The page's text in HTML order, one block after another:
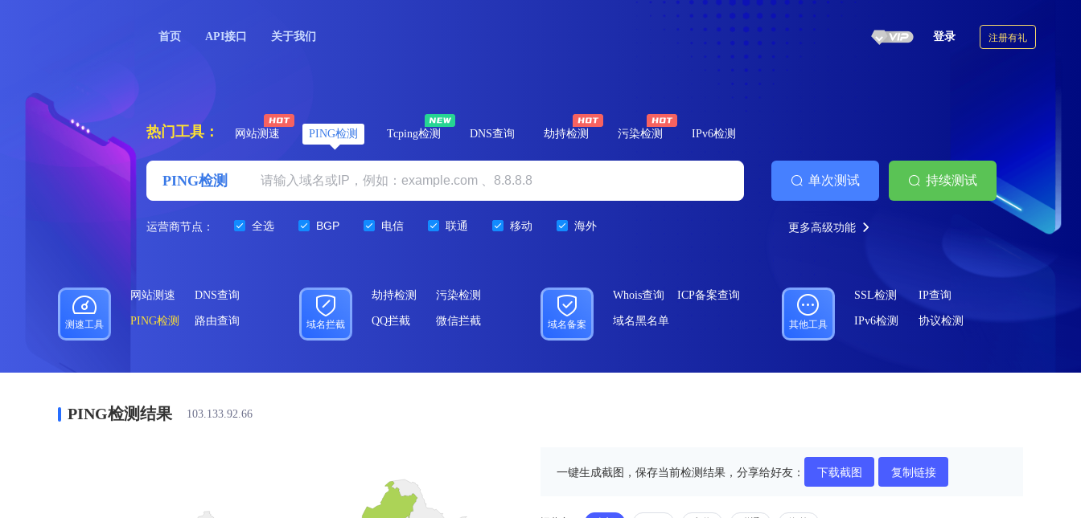
首页 API接口 关于我们 登录 注册有礼
热门工具： 网站测速 PING检测 Tcping检测 DNS查询 劫持检测 污染检测 IPv6检测
PING检测 单次测试 持续测试
运营商节点： 全选 BGP 电信 联通 移动 海外 更多高级功能
测速工具
网站测速 DNS查询
PING检测 路由查询 域名拦截
劫持检测 污染检测
QQ拦截 微信拦截 域名备案
Whois查询 ICP备案查询
域名黑名单 其他工具
SSL检测 IP查询
IPv6检测 协议检测
PING检测结果 103.133.92.66
一键生成截图，保存当前检测结果，分享给好友： 下载截图 复制链接